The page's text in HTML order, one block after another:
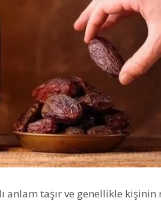
anlam taşır ve genellikle